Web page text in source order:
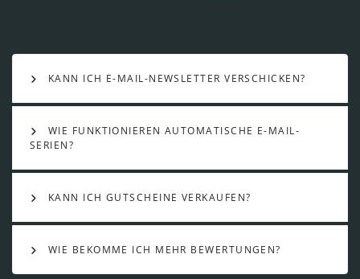
KANN ICH E-MAIL-NEWSLETTER VERSCHICKEN?
WIE FUNKTIONIEREN AUTOMATISCHE E-MAIL-
SERIEN?
KANN ICH GUTSCHEINE VERKAUFEN?
WIE BEKOMME ICH MEHR BEWERTUNGEN?